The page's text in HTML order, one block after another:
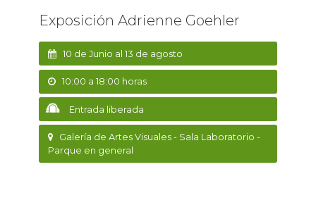
Exposición Adrienne Goehler
10 de Junio al 13 de agosto
10:00 a 18:00 horas
Entrada liberada
Galería de Artes Visuales - Sala Laboratorio -
Parque en general